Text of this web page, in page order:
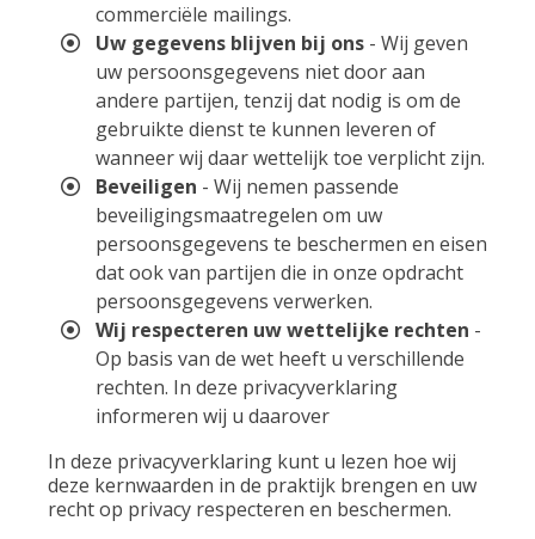
commerciële mailings.
Uw gegevens blijven bij ons - Wij geven
uw persoonsgegevens niet door aan
andere partijen, tenzij dat nodig is om de
gebruikte dienst te kunnen leveren of
wanneer wij daar wettelijk toe verplicht zijn.
Beveiligen - Wij nemen passende
beveiligingsmaatregelen om uw
persoonsgegevens te beschermen en eisen
dat ook van partijen die in onze opdracht
persoonsgegevens verwerken.
Wij respecteren uw wettelijke rechten -
Op basis van de wet heeft u verschillende
rechten. In deze privacyverklaring
informeren wij u daarover
In deze privacyverklaring kunt u lezen hoe wij
deze kernwaarden in de praktijk brengen en uw
recht op privacy respecteren en beschermen.